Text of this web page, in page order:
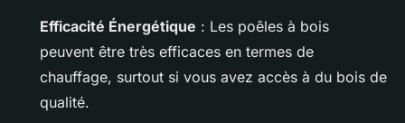
Efficacité Énergétique : Les poêles à bois
peuvent être très efficaces en termes de
chauffage, surtout si vous avez accès à du bois de
qualité.